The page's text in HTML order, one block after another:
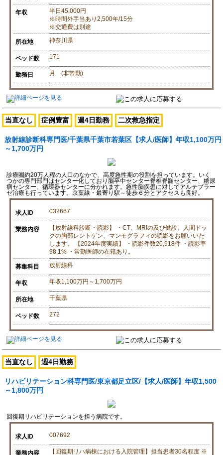
年収
半日45,000円
※時間外手当あり2,500年/15分
※交通費は別途
所在地 神奈川県
ベッド数 171
勤務日 月 (非常勤)
当直なし 症例豊富 週4日勤務 二次救急指定
放射線診断科専門医/千葉県千葉市若葉区【求人/医師】年収1,100万円
～1,700万円
診療圏約20万人程の人口のなかで、高度急性期の役割を担っています。いく
つかの専門部門はセンター化しており脳卒中センター脊椎脊髄センター、糖尿
病センター、循環器センターに分かれます。急性脳疾患に対してアルテプラー
ゼ治療も行っています。京葉線・最寄り駅～徒歩６分とアクセスも良好。
求人ID 032667
業務内容
【放射線科診断・読影】 ・CT、MRIの及び健診、人間ドッ
クの胸部レントゲン、マンモグラフィの読影をお願いいた
します。 【2024年度実績】 ・読影件数20,918件 ・読影率
98.1% ・常勤医師の在籍あり。
募集科目 放射線科
年収 年収1,100万円～1,700万円
所在地 千葉県
ベッド数 272
当直なし 週4日勤務
リハビリテーション科専門医/東京都足立区/【求人/医師】年収1,500
～1,800万円
回復期リハビリテーションを担う病院です。
求人ID 007692
業務内容
【回復期リハ病棟における入院管理】担当患者30名程度 ※